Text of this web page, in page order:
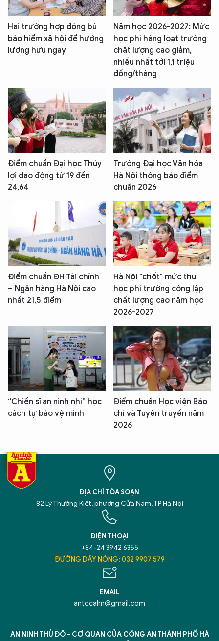
Hai trường hợp đóng bù
bảo hiểm xã hội để hưởng
lương hưu ngay
Năm học 2026-2027: Mức
học phí hàng loạt trường
chất lượng cao giảm,
nhiều nhất tới 1,1 triệu
đồng/tháng
Điểm chuẩn Đại học Thủy
lợi dao động từ 19 đến
24,64
Trường Đại học Văn hóa
Hà Nội thông báo điểm
chuẩn 2026
Điểm chuẩn ĐH Tài chính
– Ngân hàng Hà Nội cao
nhất 21,5 điểm
Hà Nội "chốt" mức thu
học phí trường công lập
chất lượng cao năm học
2026-2027
“Chiến sĩ an ninh nhí” học
cách tự bảo vệ mình
Điểm chuẩn Học viện Báo
chí và Tuyên truyền năm
2026
ĐỊA CHỈ TÒA SOẠN
82 Lý Thường Kiệt, phường Cửa Nam, TP Hà Nội
ĐIỆN THOẠI
+84-24 3942 6355
ĐƯỜNG DÂY NÓNG: 032 9907 579
EMAIL
antdcahn@gmail.com
AN NINH THỦ ĐÔ - CƠ QUAN CỦA CÔNG AN THÀNH PHỐ HÀ